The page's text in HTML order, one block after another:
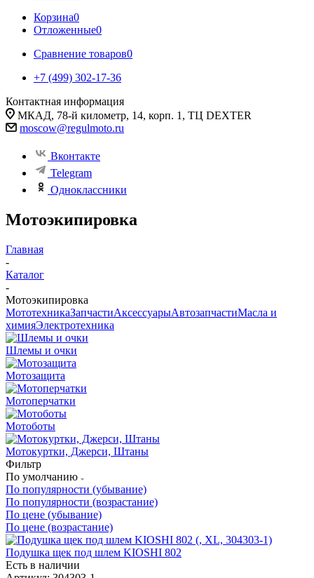
Корзина0
Отложенные0
Сравнение товаров0
+7 (499) 302-17-36
Контактная информация
МКАД, 78-й километр, 14, корп. 1, ТЦ DEXTER
moscow@regulmoto.ru
Вконтакте
Telegram
Одноклассники
Мотоэкипировка
Главная
-
Каталог
-
Мотоэкипировка
МототехникаЗапчастиАксессуарыАвтозапчастиМасла и
химияЭлектротехника
Шлемы и очки
Мотозащита
Мотоперчатки
Мотоботы
Мотокуртки, Джерси, Штаны
Фильтр
По умолчанию
По популярности (убывание)
По популярности (возрастание)
По цене (убывание)
По цене (возрастание)
Подушка щек под шлем KIOSHI 802
Есть в наличии